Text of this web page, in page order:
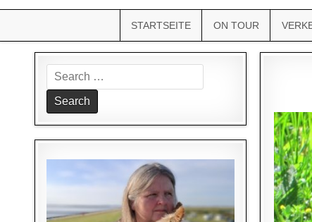
STARTSEITE ON TOUR
Search
for: